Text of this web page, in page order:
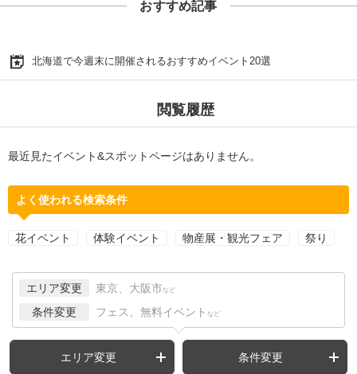
おすすめ記事
北海道で今週末に開催されるおすすめイベント20選
閲覧履歴
最近見たイベント&スポットページはありません。
よく使われる検索条件
花イベント 体験イベント 物産展・観光フェア 祭り
エリア変更 東京、大阪市 など
条件変更 フェス、無料イベント など
エリア変更 条件変更